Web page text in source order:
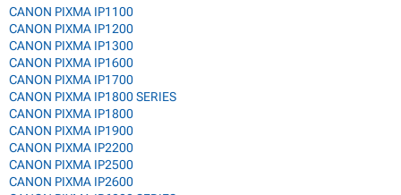
CANON PIXMA IP1100
CANON PIXMA IP1200
CANON PIXMA IP1300
CANON PIXMA IP1600
CANON PIXMA IP1700
CANON PIXMA IP1800 SERIES
CANON PIXMA IP1800
CANON PIXMA IP1900
CANON PIXMA IP2200
CANON PIXMA IP2500
CANON PIXMA IP2600